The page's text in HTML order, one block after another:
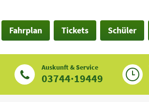
Fahrplan Tickets Schüler
Auskunft & Service
03744·19449